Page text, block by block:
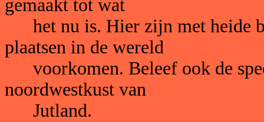
gemaakt tot wat
het nu is. Hier zijn met heide
plaatsen in de wereld
voorkomen. Beleef ook de
noordwestkust van
Jutland.